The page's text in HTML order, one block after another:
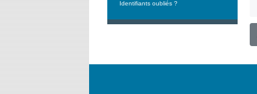
Identifiants oubliés ?